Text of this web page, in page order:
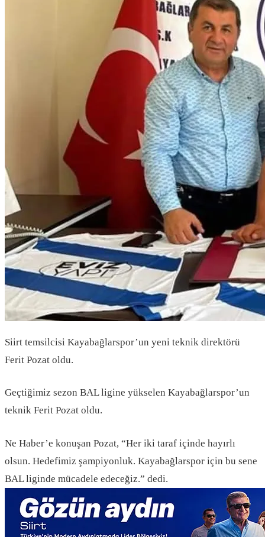
Siirt temsilcisi Kayabağlarspor’un yeni teknik direktörü
Ferit Pozat oldu.
Geçtiğimiz sezon BAL ligine yükselen Kayabağlarspor’un
teknik Ferit Pozat oldu.
Ne Haber’e konuşan Pozat, “Her iki taraf içinde hayırlı
olsun. Hedefimiz şampiyonluk. Kayabağlarspor için bu sene
BAL liginde mücadele edeceğiz.” dedi.